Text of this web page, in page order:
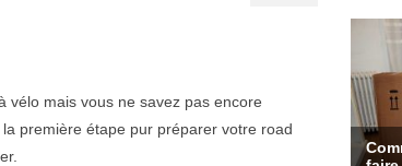
vélo mais vous ne savez pas encore
première étape pur préparer votre road